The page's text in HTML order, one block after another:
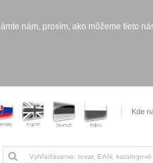
nám, prosím, ako môžeme tieto
Kde